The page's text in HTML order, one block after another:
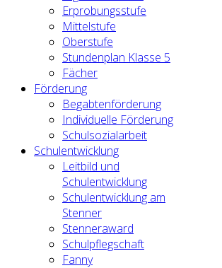
Erprobungsstufe
Mittelstufe
Oberstufe
Stundenplan Klasse 5
Fächer
Förderung
Begabtenförderung
Individuelle Förderung
Schulsozialarbeit
Schulentwicklung
Leitbild und
Schulentwicklung
Schulentwicklung am
Stenner
Stenneraward
Schulpflegschaft
Fanny